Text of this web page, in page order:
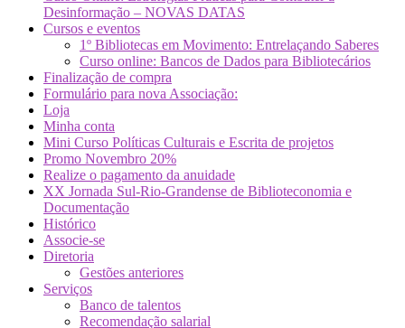
Desinformação – NOVAS DATAS
Cursos e eventos
1º Bibliotecas em Movimento: Entrelaçando Saberes
Curso online: Bancos de Dados para Bibliotecários
Finalização de compra
Formulário para nova Associação:
Loja
Minha conta
Mini Curso Políticas Culturais e Escrita de projetos
Promo Novembro 20%
Realize o pagamento da anuidade
XX Jornada Sul-Rio-Grandense de Biblioteconomia e
Documentação
Histórico
Associe-se
Diretoria
Gestões anteriores
Serviços
Banco de talentos
Recomendação salarial